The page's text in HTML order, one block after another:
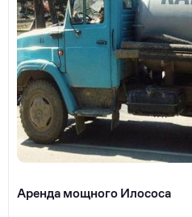
Аренда мощного Илососа